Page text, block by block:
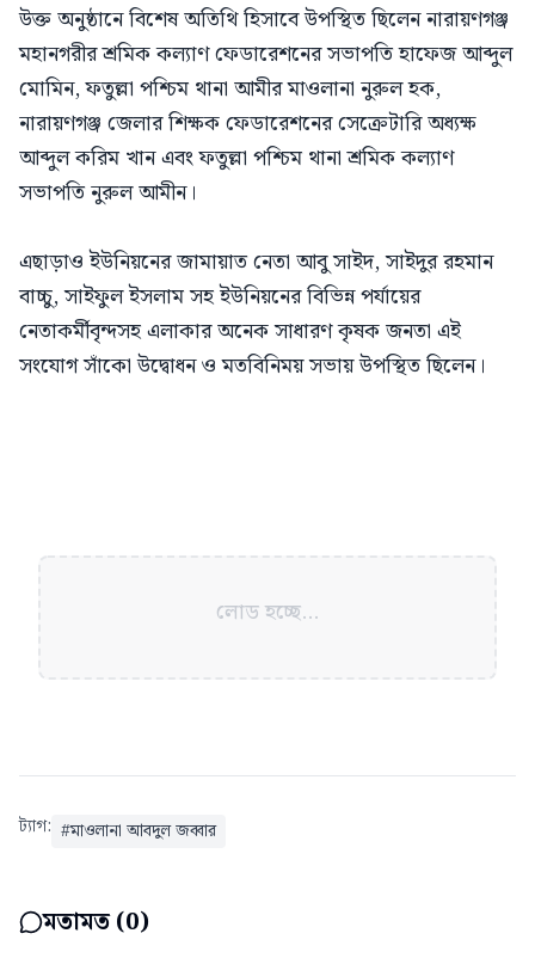
উক্ত অনুষ্ঠানে বিশেষ অতিথি হিসাবে উপস্থিত ছিলেন নারায়ণগঞ্জ
মহানগরীর শ্রমিক কল্যাণ ফেডারেশনের সভাপতি হাফেজ আব্দুল
মোমিন, ফতুল্লা পশ্চিম থানা আমীর মাওলানা নুরুল হক,
নারায়ণগঞ্জ জেলার শিক্ষক ফেডারেশনের সেক্রেটারি অধ্যক্ষ
আব্দুল করিম খান এবং ফতুল্লা পশ্চিম থানা শ্রমিক কল্যাণ
সভাপতি নুরুল আমীন।
এছাড়াও ইউনিয়নের জামায়াত নেতা আবু সাইদ, সাইদুর রহমান
বাচ্চু, সাইফুল ইসলাম সহ ইউনিয়নের বিভিন্ন পর্যায়ের
নেতাকর্মীবৃন্দসহ এলাকার অনেক সাধারণ কৃষক জনতা এই
সংযোগ সাঁকো উদ্বোধন ও মতবিনিময় সভায় উপস্থিত ছিলেন।
লোড হচ্ছে...
ট্যাগ: #মাওলানা আবদুল জব্বার
মতামত (0)